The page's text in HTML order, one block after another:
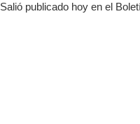
Salió publicado hoy en el